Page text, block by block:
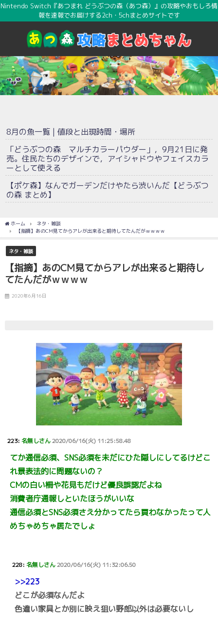
Nintendo Switch『あつまれ どうぶつの森（あつ森）』の攻略やおもしろ情
報を速報でお届けする2ch・5chまとめサイトです
8月の魚一覧 | 値段と出現時間・場所
「どうぶつの森 マルチカラーパウダー」，9月21日に発
売。住民たちのデザインで，アイシャドウやフェイスカラ
ーとして使える
【ポケ森】なんでガーデンだけやたら渋いんだ【どうぶつ
の森 まとめ】
ホーム
ネタ・雑談
【指摘】あのCM見てからアレが出来ると期待してたんだがｗｗｗｗ
ネタ・雑談
【指摘】あのCM見てからアレが出来ると期待し
てたんだがｗｗｗｗ
2020年6月16日
223: 名無しさん2020/06/16(火) 11:25:58.48
てか通信必須、SNS必須を未だにひた隠しにしてるけどこ
れ景表法的に問題ないの？
CMの白い柵や花見もだけど優良誤認だよね
消費者庁通報しといたほうがいいな
通信必須とSNS必須さえ分かってたら買わなかったって人
めちゃめちゃ居たでしょ
228: 名無しさん2020/06/16(火) 11:32:06.50
>>223
どこが必須なんだよ
色違い家具とか別に映え狙い野郎以外は必要ないし